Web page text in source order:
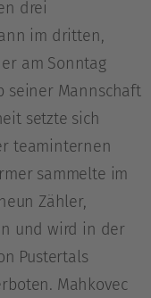
drei
im dritten,
am Sonntag
seiner Mannschaft
setzte sich
teaminternen
sammelte im
Zähler,
und wird in der
Pustertals
Mahkovec